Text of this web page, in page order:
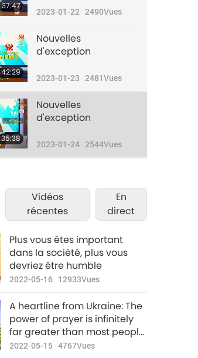
37:47
2023-01-22 2490Vues
42:29
Nouvelles
d'exception
2023-01-23 2481Vues
35:38
Nouvelles
d'exception
2023-01-24 2544Vues
2023-01-25 Vues
35:44
Nouvelles
d'exception
2023-01-262610
37:13
Nouvelles
d'exception
2023-01-272587
Vidéos
récentes
En
direct
Plus vous êtes important
dans la société, plus vous
devriez être humble
2022-05-16 12933Vues
A heartline from Ukraine: The
power of prayer is infinitely
far greater than most people
realize and can produce
2022-05-15 4767Vues